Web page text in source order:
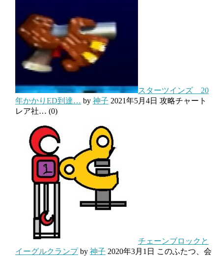
スターツインズ 20
年かかりED到達… by 神子 2021年5月4日 攻略チャート
レア社… (0)
チェーンブロックと
イーグルクランプby 神子 2020年3月1日 このふたつ、会